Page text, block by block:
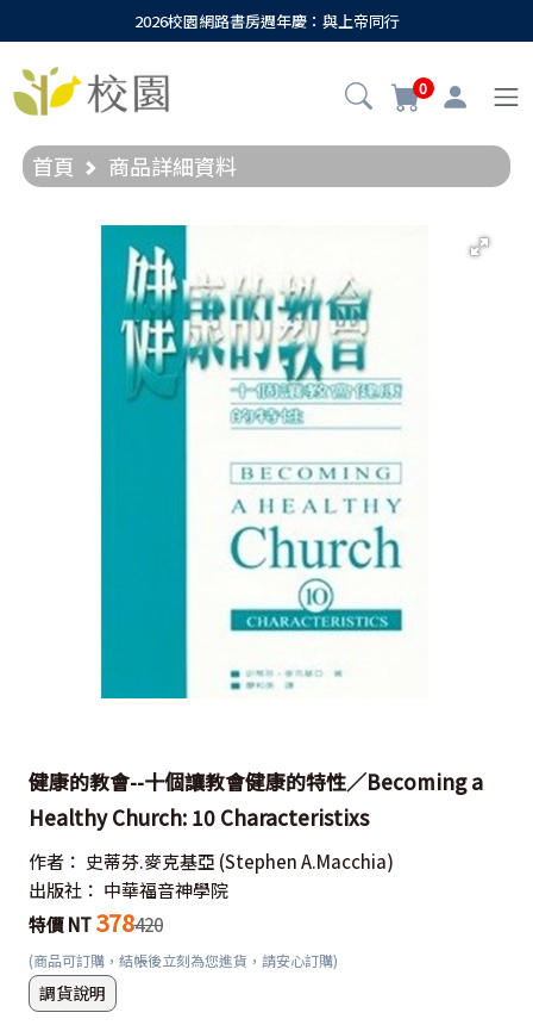
2026校園網路書房週年慶：與上帝同行
0
首頁 商品詳細資料
健康的教會--十個讓教會健康的特性／Becoming a
Healthy Church: 10 Characteristixs
作者： 史蒂芬.麥克基亞 (Stephen A.Macchia)
出版社： 中華福音神學院
特價 NT 378420
(商品可訂購，結帳後立刻為您進貨，請安心訂購)
調貨說明